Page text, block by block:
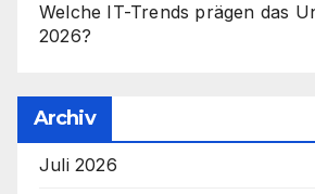
Welche IT-Trends prägen das
2026?
Archiv
Juli 2026